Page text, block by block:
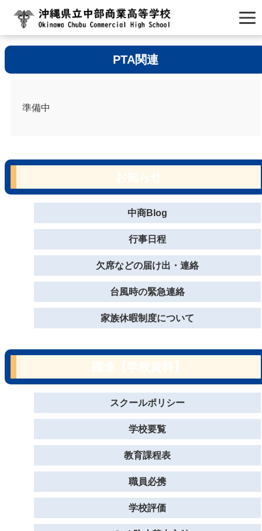
PTA関連
準備中
中商Blog
行事日程
欠席などの届け出・連絡
台風時の緊急連絡
家族休暇制度について
スクールポリシー
学校要覧
教育課程表
職員必携
学校評価